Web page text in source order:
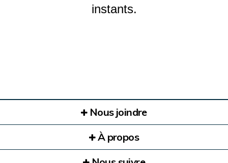
instants.
Nous joindre
À propos